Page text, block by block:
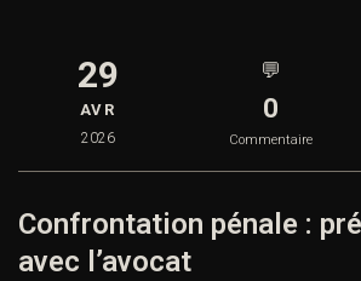
29
AVR
2026
💬
0
Commentaire
Confrontation pénale :
avec l’avocat